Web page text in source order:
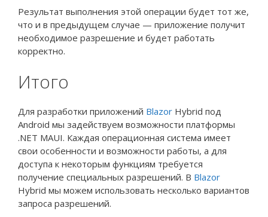
Результат выполнения этой операции будет тот же,
что и в предыдущем случае — приложение получит
необходимое разрешение и будет работать
корректно.
Итого
Для разработки приложений Blazor Hybrid под
Android мы задействуем возможности платформы
.NET MAUI. Каждая операционная система имеет
свои особенности и возможности работы, а для
доступа к некоторым функциям требуется
получение специальных разрешений. В Blazor
Hybrid мы можем использовать несколько вариантов
запроса разрешений.